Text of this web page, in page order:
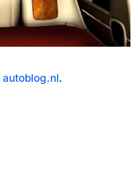
autoblog.nl.